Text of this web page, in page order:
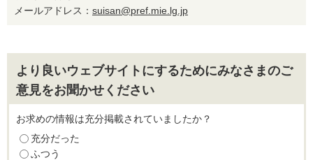
メールアドレス： suisan@pref.mie.lg.jp
より良いウェブサイトにするためにみなさまのご
意見をお聞かせください
お求めの情報は充分掲載されていましたか？
充分だった
ふつう